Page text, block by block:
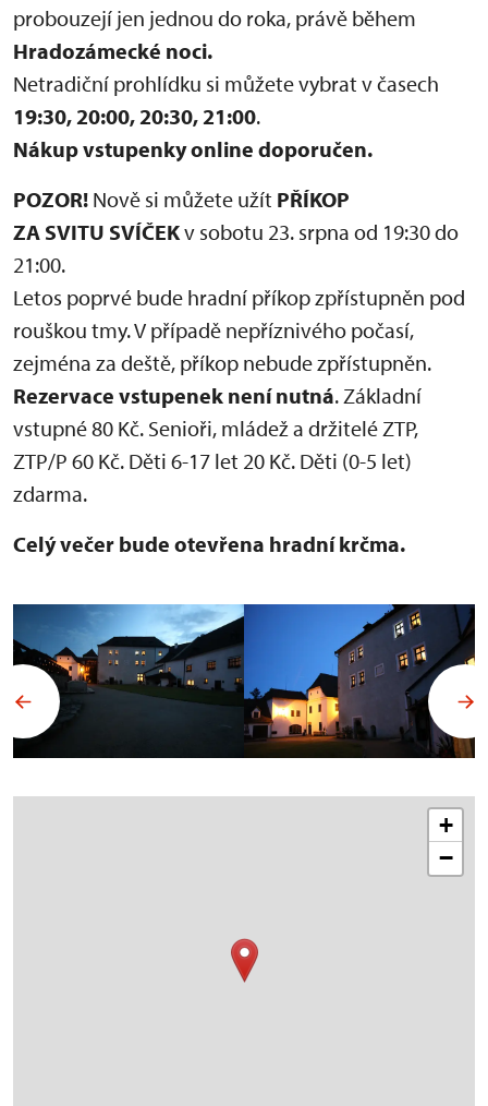
probouzejí jen jednou do roka, právě během
Hradozámecké noci.
Netradiční prohlídku si můžete vybrat v časech
19:30, 20:00, 20:30, 21:00.
Nákup vstupenky online doporučen.
POZOR! Nově si můžete užít PŘÍKOP
ZA SVITU SVÍČEKv sobotu 23. srpna od 19:30 do
21:00.
Letos poprvé bude hradní příkop zpřístupněn pod
rouškou tmy. V případě nepříznivého počasí,
zejména za deště, příkop nebude zpřístupněn.
Rezervace vstupenek není nutná. Základní
vstupné 80 Kč. Senioři, mládež a držitelé ZTP,
ZTP/P 60 Kč. Děti 6-17 let 20 Kč. Děti (0-5 let)
zdarma.
Celý večer bude otevřena hradní krčma.
+
−